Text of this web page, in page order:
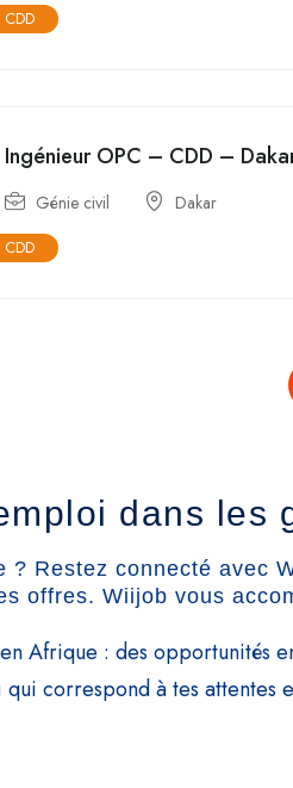
CDD
Ingénieur OPC – CDD –
Génie civil Dakar
CDD
dans les
? Restez connecté avec
offres. Wiijob vous
Afrique : des opportunités
qui correspond à tes